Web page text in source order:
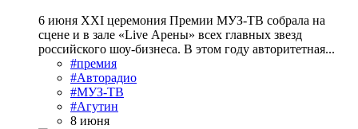
6 июня XXI церемония Премии МУЗ-ТВ собрала на
сцене и в зале «Live Арены» всех главных звезд
российского шоу-бизнеса. В этом году авторитетная...
#премия
#Авторадио
#МУЗ-ТВ
#Агутин
8 июня